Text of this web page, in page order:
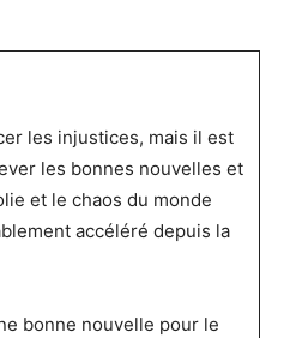
les injustices, mais il est
les bonnes nouvelles et
et le chaos du monde
accéléré depuis la
bonne nouvelle pour le